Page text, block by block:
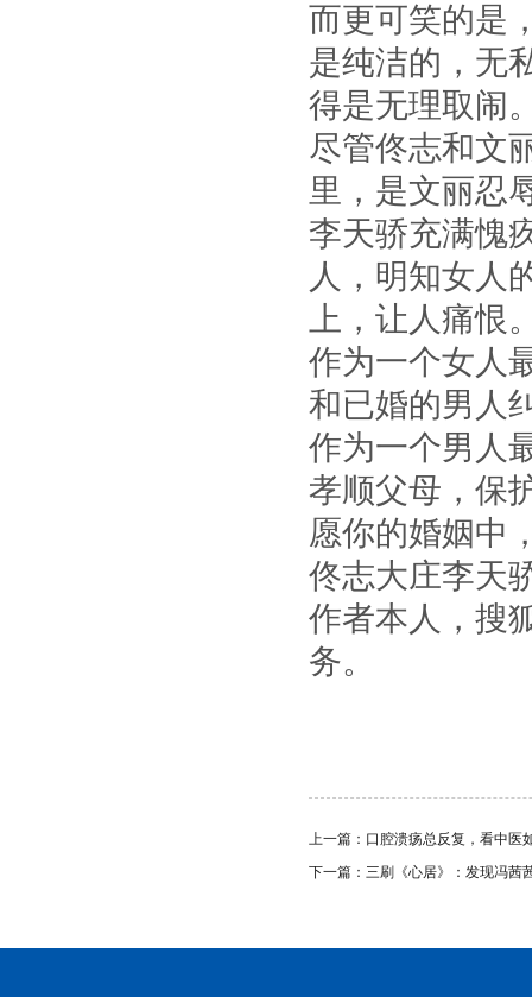
而更可笑的是
是纯洁的，无
得是无理取闹
尽管佟志和文
里，是文丽忍
李天骄充满愧
人，明知女人
上，让人痛恨
作为一个女人
和已婚的男人
作为一个男人
孝顺父母，保
愿你的婚姻中
佟志大庄李天
作者本人，搜
务。
上一篇： 口腔溃疡总反复，看中医
下一篇： 三刷《心居》：发现冯茜